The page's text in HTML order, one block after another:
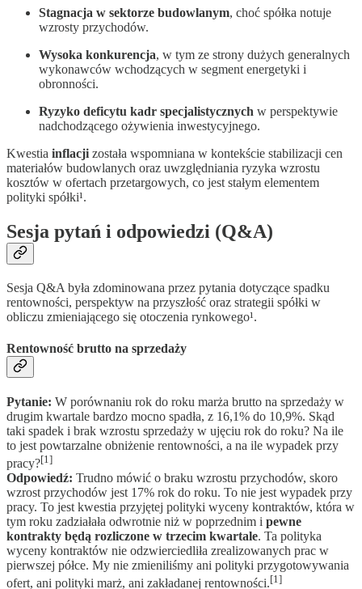
Stagnacja w sektorze budowlanym, choć spółka notuje
wzrosty przychodów.
Wysoka konkurencja, w tym ze strony dużych generalnych
wykonawców wchodzących w segment energetyki i
obronności.
Ryzyko deficytu kadr specjalistycznych w perspektywie
nadchodzącego ożywienia inwestycyjnego.
Kwestia inflacji została wspomniana w kontekście stabilizacji cen
materiałów budowlanych oraz uwzględniania ryzyka wzrostu
kosztów w ofertach przetargowych, co jest stałym elementem
polityki spółki¹.
Sesja pytań i odpowiedzi (Q&A)
Sesja Q&A była zdominowana przez pytania dotyczące spadku
rentowności, perspektyw na przyszłość oraz strategii spółki w
obliczu zmieniającego się otoczenia rynkowego¹.
Rentowność brutto na sprzedaży
Pytanie: W porównaniu rok do roku marża brutto na sprzedaży w
drugim kwartale bardzo mocno spadła, z 16,1% do 10,9%. Skąd
taki spadek i brak wzrostu sprzedaży w ujęciu rok do roku? Na ile
to jest powtarzalne obniżenie rentowności, a na ile wypadek przy
pracy?[1]
Odpowiedź: Trudno mówić o braku wzrostu przychodów, skoro
wzrost przychodów jest 17% rok do roku. To nie jest wypadek przy
pracy. To jest kwestia przyjętej polityki wyceny kontraktów, która w
tym roku zadziałała odwrotnie niż w poprzednim i pewne
kontrakty będą rozliczone w trzecim kwartale. Ta polityka
wyceny kontraktów nie odzwierciedliła zrealizowanych prac w
pierwszej półce. My nie zmieniliśmy ani polityki przygotowywania
ofert, ani polityki marż, ani zakładanej rentowności.[1]